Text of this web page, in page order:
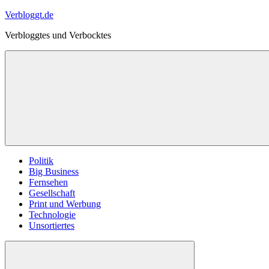
Zum
springen
Verbloggt.de
Verbloggtes und Verbocktes
Politik
Big Business
Fernsehen
Gesellschaft
Print und Werbung
Technologie
Unsortiertes